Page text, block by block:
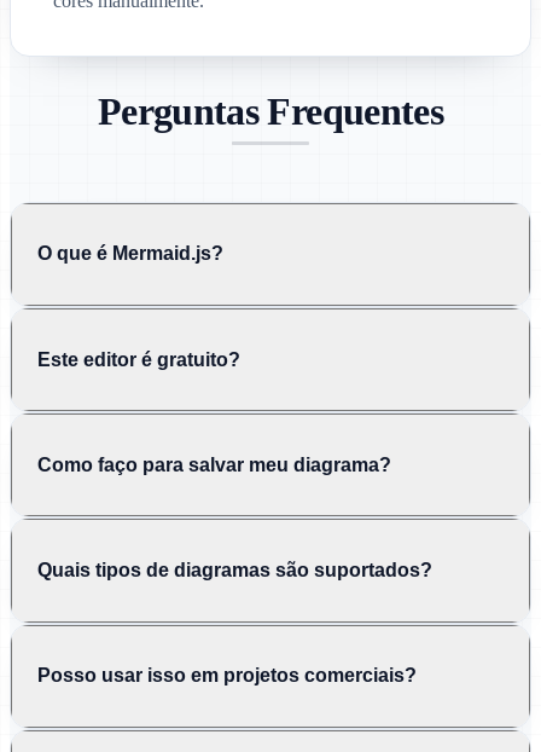
Perguntas Frequentes
O que é Mermaid.js?
Este editor é gratuito?
Como faço para salvar meu diagrama?
Quais tipos de diagramas são suportados?
Posso usar isso em projetos comerciais?